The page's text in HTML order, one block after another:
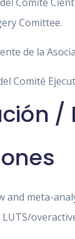
Comittee.
de la
Comité
/
and meta-